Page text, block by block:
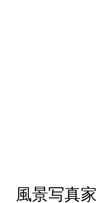
風景写真